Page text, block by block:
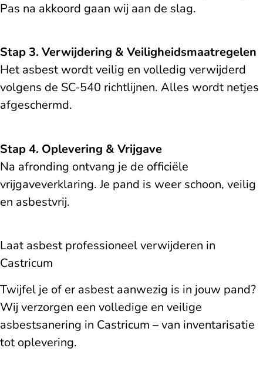
Pas na akkoord gaan wij aan de slag.
Stap 3. Verwijdering & Veiligheidsmaatregelen
Het asbest wordt veilig en volledig verwijderd
volgens de SC-540 richtlijnen. Alles wordt netjes
afgeschermd.
Stap 4. Oplevering & Vrijgave
Na afronding ontvang je de officiële
vrijgaveverklaring. Je pand is weer schoon, veilig
en asbestvrij.
Laat asbest professioneel verwijderen in
Castricum
Twijfel je of er asbest aanwezig is in jouw pand?
Wij verzorgen een volledige en veilige
asbestsanering in Castricum – van inventarisatie
tot oplevering.